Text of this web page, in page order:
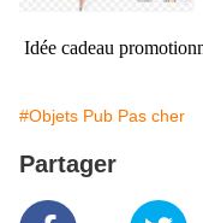
Idée cadeau
#Objets Pub Pas cher
Partager